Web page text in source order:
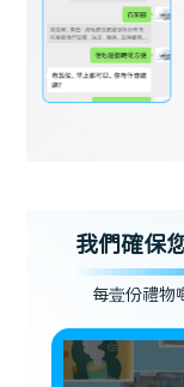
我們確保
每壹份禮物